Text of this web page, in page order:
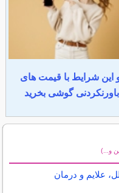
این شرایط با قیمت های
باورنکردنی گوشی بخرید
و...)
علایم و درمان